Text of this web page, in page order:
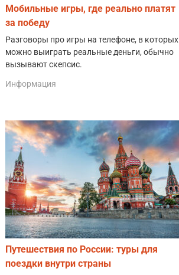
Мобильные игры, где реально платят
за победу
Разговоры про игры на телефоне, в которых
можно выиграть реальные деньги, обычно
вызывают скепсис.
Информация
Путешествия по России: туры для
поездки внутри страны